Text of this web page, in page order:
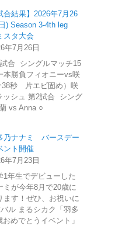
合結果】2026年7月26
) Season 3-4th leg
スタ大会
年7月26日
合 シングルマッチ15
本勝負フィオニーvs咲
38秒 片エビ固め）咲
シュ 第2試合 シング
vs Anna ○
乃ナナミ バースデー
ント開催
年7月23日
1年生でデビューした
ミが今年8月で20歳に
ます！ぜひ、お祝いに
ル まるシカク「羽多
めでとうイベント」